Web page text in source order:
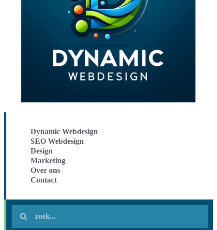
Dynamic Webdesign
SEO Webdesign
Design
Marketing
Over ons
Contact